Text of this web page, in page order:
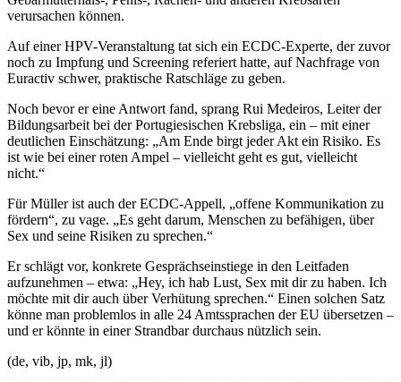
verursachen können.
Auf einer HPV-Veranstaltung tat sich ein ECDC-Experte, der zuvor
noch zu Impfung und Screening referiert hatte, auf Nachfrage von
Euractiv schwer, praktische Ratschläge zu geben.
Noch bevor er eine Antwort fand, sprang Rui Medeiros, Leiter der
Bildungsarbeit bei der Portugiesischen Krebsliga, ein – mit einer
deutlichen Einschätzung: „Am Ende birgt jeder Akt ein Risiko. Es
ist wie bei einer roten Ampel – vielleicht geht es gut, vielleicht
nicht.“
Für Müller ist auch der ECDC-Appell, „offene Kommunikation zu
fördern“, zu vage. „Es geht darum, Menschen zu befähigen, über
Sex und seine Risiken zu sprechen.“
Er schlägt vor, konkrete Gesprächseinstiege in den Leitfaden
aufzunehmen – etwa: „Hey, ich hab Lust, Sex mit dir zu haben. Ich
möchte mit dir auch über Verhütung sprechen.“ Einen solchen Satz
könne man problemlos in alle 24 Amtssprachen der EU übersetzen –
und er könnte in einer Strandbar durchaus nützlich sein.
(de, vib, jp, mk, jl)